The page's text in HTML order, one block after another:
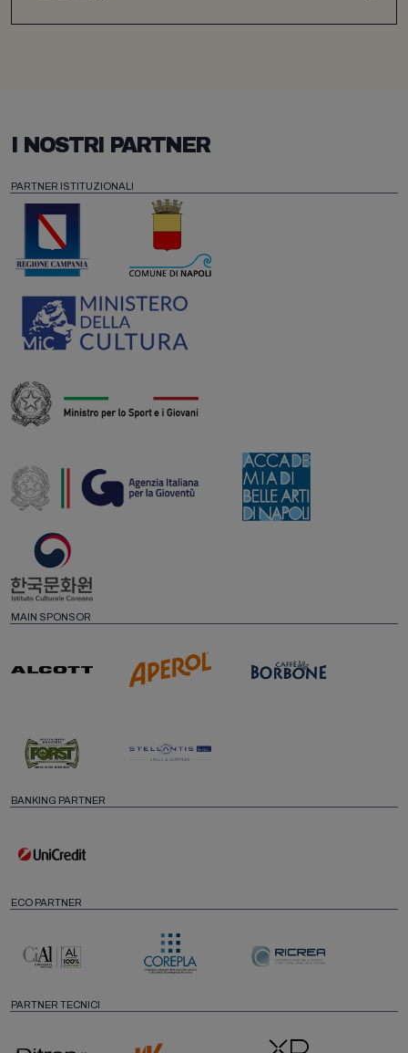
I NOSTRI PARTNER
PARTNER ISTITUZIONALI
MAIN SPONSOR
BANKING PARTNER
ECO PARTNER
PARTNER TECNICI